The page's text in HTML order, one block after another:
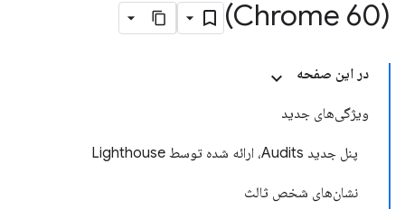
(Chrome 60)
در این صفحه
ویژگی‌های جدید
پنل جدید Audits، ارائه شده توسط Lighthouse
نشان‌های شخص ثالث